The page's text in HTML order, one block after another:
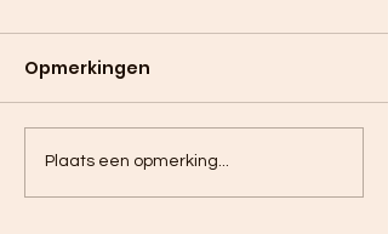
Paardenbloemthee
met kardemom
Opmerkingen
Plaats een opmerking...